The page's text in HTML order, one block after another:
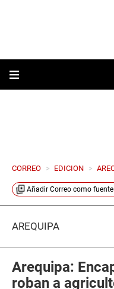
CORREO > EDICION >
Añadir Correo como
AREQUIPA
Arequipa:
roban a